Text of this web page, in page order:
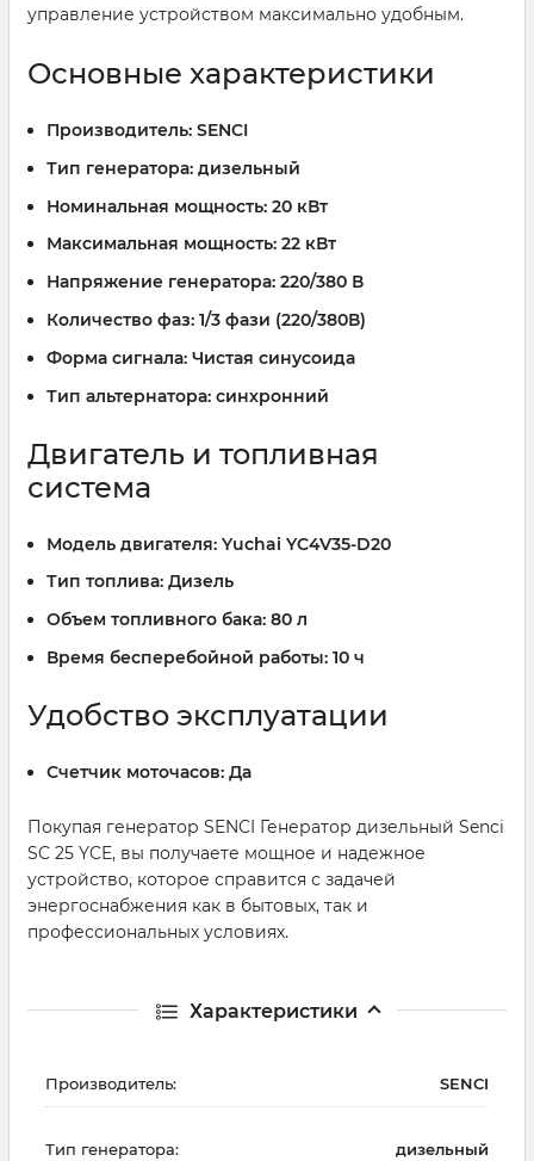
управление устройством максимально удобным.
Основные характеристики
Производитель: SENCI
Тип генератора: дизельный
Номинальная мощность: 20 кВт
Максимальная мощность: 22 кВт
Напряжение генератора: 220/380 В
Количество фаз: 1/3 фази (220/380В)
Форма сигнала: Чистая синусоида
Тип альтернатора: синхронний
Двигатель и топливная
система
Модель двигателя: Yuchai YC4V35-D20
Тип топлива: Дизель
Объем топливного бака: 80 л
Время бесперебойной работы: 10 ч
Удобство эксплуатации
Счетчик моточасов: Да
Покупая генератор SENCI Генератор дизельный Senci
SC 25 YCE, вы получаете мощное и надежное
устройство, которое справится с задачей
энергоснабжения как в бытовых, так и
профессиональных условиях.
Характеристики
Производитель: SENCI
Тип генератора: дизельный